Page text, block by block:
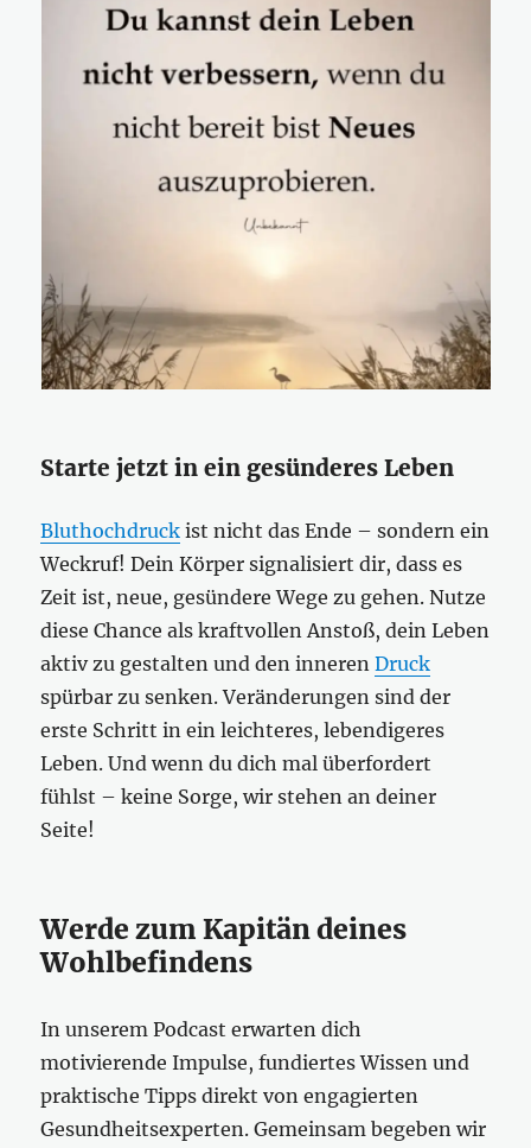
Starte jetzt in ein gesünderes Leben
Bluthochdruck ist nicht das Ende – sondern ein
Weckruf! Dein Körper signalisiert dir, dass es
Zeit ist, neue, gesündere Wege zu gehen. Nutze
diese Chance als kraftvollen Anstoß, dein Leben
aktiv zu gestalten und den innerenDruck
spürbar zu senken. Veränderungen sind der
erste Schritt in ein leichteres, lebendigeres
Leben. Und wenn du dich mal überfordert
fühlst – keine Sorge, wir stehen an deiner
Seite!
Werde zum Kapitän deines
Wohlbefindens
In unserem Podcast erwarten dich
motivierende Impulse, fundiertes Wissen und
praktische Tipps direkt von engagierten
Gesundheitsexperten. Gemeinsam begeben wir